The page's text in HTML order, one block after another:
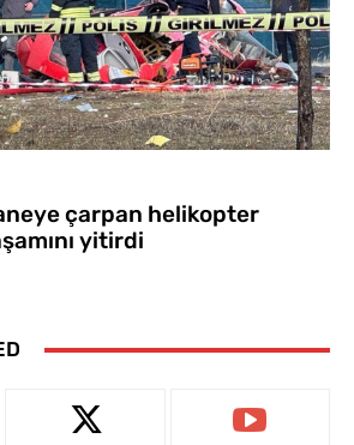
çarpan helikopter
yitirdi